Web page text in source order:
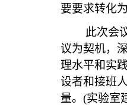
要要求转化
此次会
议为契机，
理水平和实
设者和接班
量。(实验室